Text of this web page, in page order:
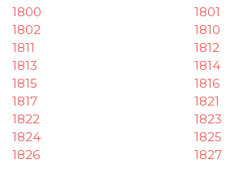
1800
1801
1802
1810
1811
1812
1813
1814
1815
1816
1817
1821
1822
1823
1824
1825
1826
1827